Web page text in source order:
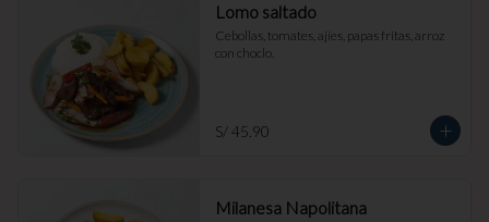
Lomo saltado
Cebollas, tomates, ajíes, papas fritas, arroz
con choclo.
S/ 45.90
Milanesa Napolitana